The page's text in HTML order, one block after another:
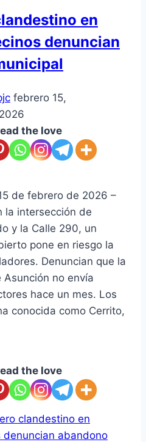
en
denuncian
febrero 15,
the love
de febrero de 2026 –
la intersección de
y la Calle 290, un
pone en riesgo la
Denuncian que la
no envía
hace un mes. Los
conocida como Cerrito,
the love
clandestino en
denuncian abandono